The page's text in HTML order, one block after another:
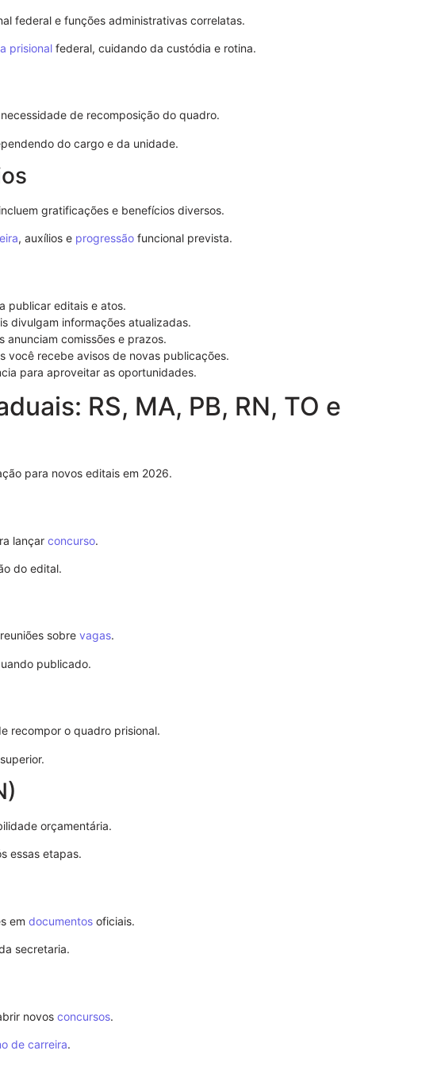
federal e funções administrativas correlatas.
prisional federal, cuidando da custódia e rotina.
de recomposição do quadro.
do cargo e da unidade.
gratificações e benefícios diversos.
, auxílios e progressão funcional prevista.
publicar editais e atos.
divulgam informações atualizadas.
anunciam comissões e prazos.
você recebe avisos de novas publicações.
para aproveitar as oportunidades.
RS, MA, PB, RN, TO e
para novos editais em 2026.
lançar concurso.
do edital.
sobre vagas.
publicado.
recompor o quadro prisional.
orçamentária.
essas etapas.
em documentos oficiais.
secretaria.
novos concursos.
de carreira.